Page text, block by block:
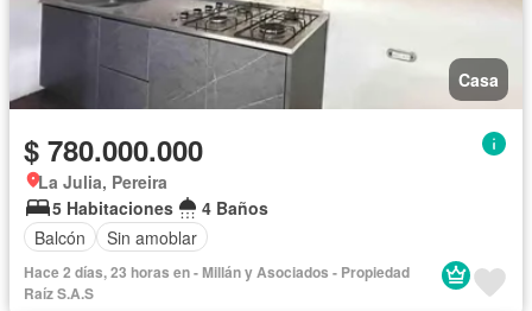
Casa
$ 780.000.000
La Julia, Pereira
5 Habitaciones
4 Baños
Balcón
Sin amoblar
Hace 2 días, 23 horas en - Millán y Asociados - Propiedad
Raíz S.A.S